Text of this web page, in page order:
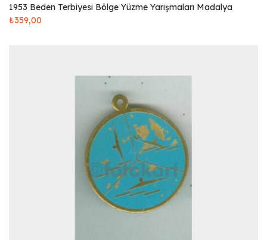
1953 Beden Terbiyesi Bölge Yüzme Yarışmaları Madalya
₺359,00